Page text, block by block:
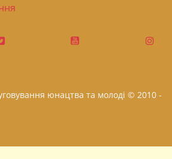
юнацтва та молоді © 2010 -